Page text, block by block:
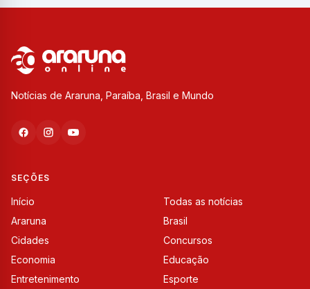
Notícias de Araruna, Paraíba, Brasil e Mundo
SEÇÕES
Início
Todas as notícias
Araruna
Brasil
Cidades
Concursos
Economia
Educação
Entretenimento
Esporte